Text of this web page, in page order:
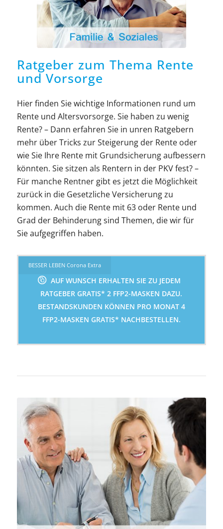
Ratgeber zum Thema Rente
und Vorsorge
Hier finden Sie wichtige Informationen rund um
Rente und Altersvorsorge. Sie haben zu wenig
Rente? – Dann erfahren Sie in unren Ratgebern
mehr über Tricks zur Steigerung der Rente oder
wie Sie Ihre Rente mit Grundsicherung aufbessern
könnten. Sie sitzen als Rentern in der PKV fest? –
Für manche Rentner gibt es jetzt die Möglichkeit
zurück in die Gesetzliche Versicherung zu
kommen. Auch die Rente mit 63 oder Rente und
Grad der Behinderung sind Themen, die wir für
Sie aufgegriffen haben.
BESSER LEBEN Corona Extra
AUF WUNSCH ERHALTEN SIE ZU JEDEM
RATGEBER GRATIS* 2 FFP2-MASKEN DAZU.
BESTANDSKUNDEN KÖNNEN PRO MONAT 4
FFP2-MASKEN GRATIS* NACHBESTELLEN.